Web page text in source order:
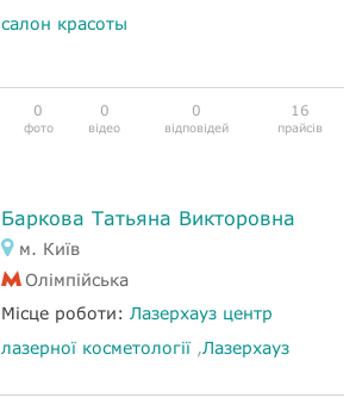
салон красоты
0
фото
0
відео
0
відповідей
16
прайсів
Баркова Татьяна Викторовна
м. Київ
Олімпійська
Місце роботи: Лазерхауз центр
лазерної косметології ,Лазерхауз